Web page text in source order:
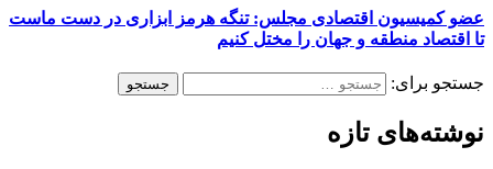
عضو کمیسیون اقتصادی مجلس: تنگه هرمز ابزاری در دست ماست
تا اقتصاد منطقه و جهان را مختل کنیم
جستجو برای:
نوشته‌های تازه